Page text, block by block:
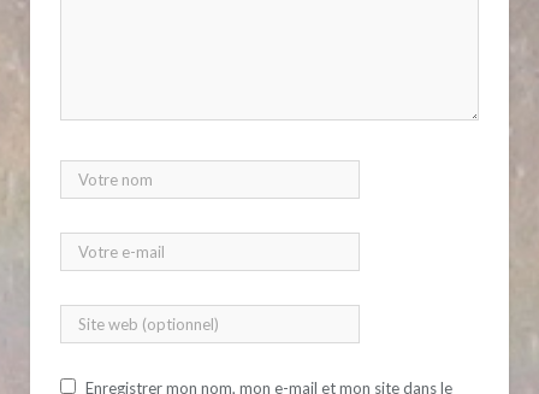
Enregistrer mon nom, mon e-mail et mon site dans le